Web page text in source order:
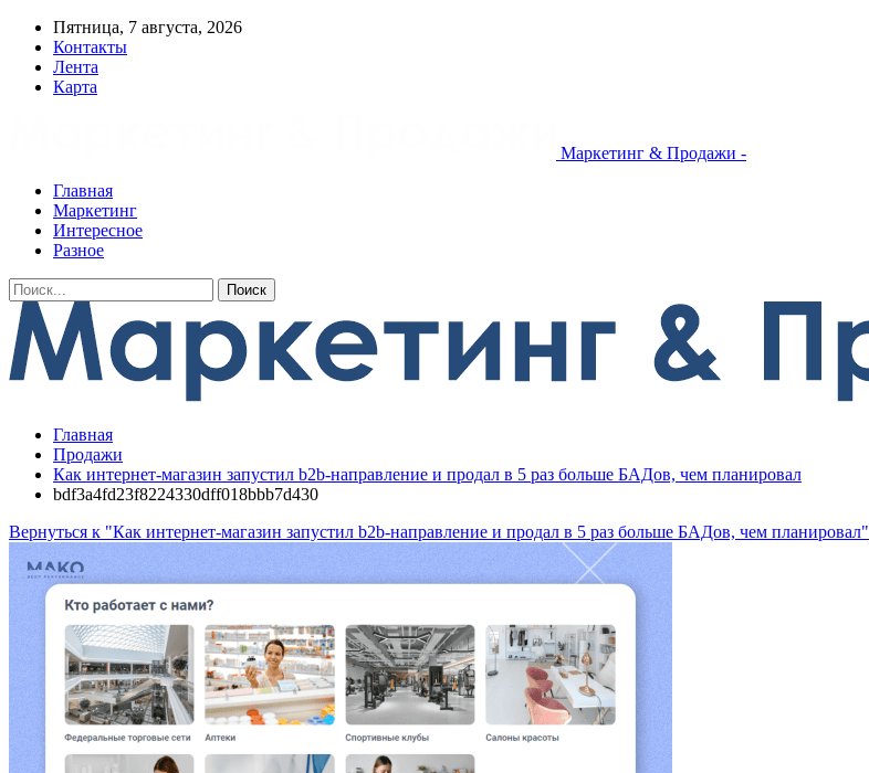
Пятница, 7 августа, 2026
Контакты
Лента
Карта
Маркетинг & Продажи -
Главная
Маркетинг
Интересное
Разное
Главная
Продажи
Как интернет-магазин запустил b2b-направление и продал в 5 раз больше БАДов, чем планировал
bdf3a4fd23f8224330dff018bbb7d430
Вернуться к "Как интернет-магазин запустил b2b-направление и продал в 5 раз больше БАДов, чем планировал"